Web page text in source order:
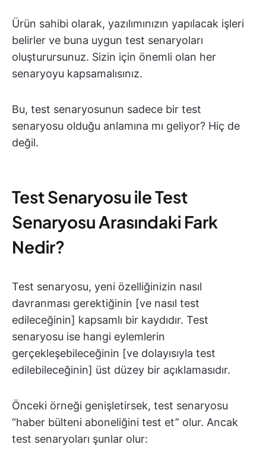
Ürün sahibi olarak, yazılımınızın yapılacak işleri
belirler ve buna uygun test senaryoları
oluşturursunuz. Sizin için önemli olan her
senaryoyu kapsamalısınız.
Bu, test senaryosunun sadece bir test
senaryosu olduğu anlamına mı geliyor? Hiç de
değil.
Test Senaryosu ile Test
Senaryosu Arasındaki Fark
Nedir?
Test senaryosu, yeni özelliğinizin nasıl
davranması gerektiğinin [ve nasıl test
edileceğinin] kapsamlı bir kaydıdır. Test
senaryosu ise hangi eylemlerin
gerçekleşebileceğinin [ve dolayısıyla test
edilebileceğinin] üst düzey bir açıklamasıdır.
Önceki örneği genişletirsek, test senaryosu
“haber bülteni aboneliğini test et” olur. Ancak
test senaryoları şunlar olur: